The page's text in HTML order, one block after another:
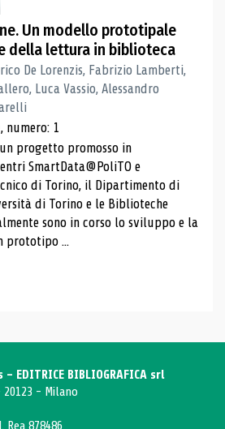
Un modello prototipale
della lettura in biblioteca
De Lorenzis, Fabrizio Lamberti,
Luca Vassio, Alessandro
numero: 1
progetto promosso in
SmartData@PoliTO e
di Torino, il Dipartimento di
di Torino e le Biblioteche
sono in corso lo sviluppo e la
prototipo ...
BIBLIOGRAFICA srl
20123 - Milano
Rea 878486